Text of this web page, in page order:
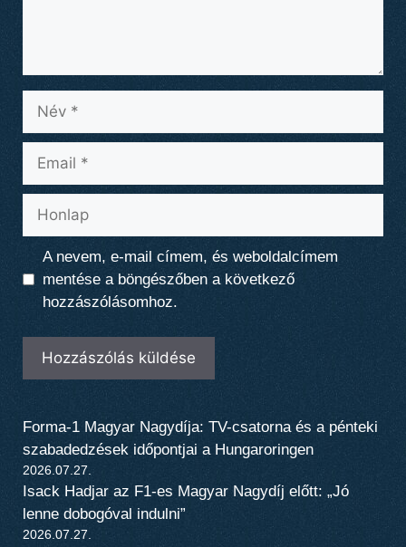
Név
Email
Honlap
A nevem, e-mail címem, és weboldalcímem
mentése a böngészőben a következő
hozzászólásomhoz.
Forma-1 Magyar Nagydíja: TV-csatorna és a pénteki
szabadedzések időpontjai a Hungaroringen
2026.07.27.
Isack Hadjar az F1-es Magyar Nagydíj előtt: „Jó
lenne dobogóval indulni”
2026.07.27.